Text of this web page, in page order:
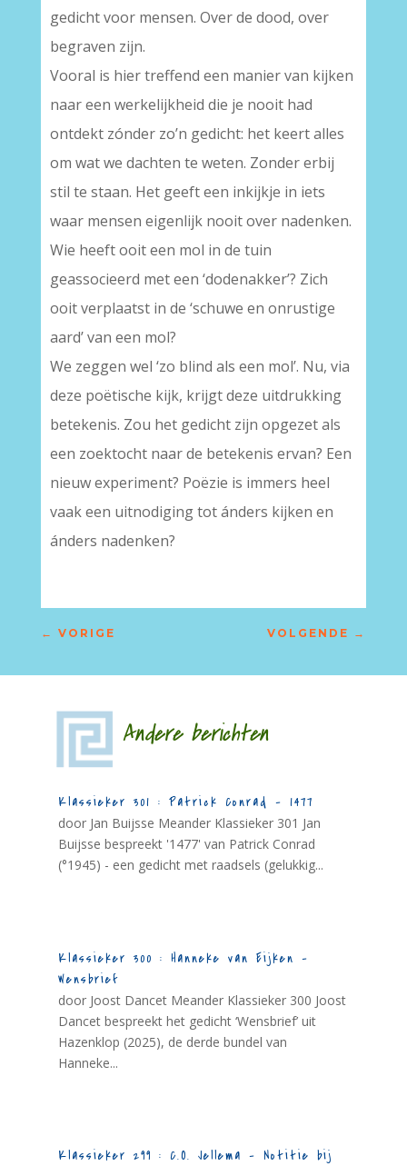
gedicht voor mensen. Over de dood, over
begraven zijn.
Vooral is hier treffend een manier van kijken
naar een werkelijkheid die je nooit had
ontdekt zónder zo’n gedicht: het keert alles
om wat we dachten te weten. Zonder erbij
stil te staan. Het geeft een inkijkje in iets
waar mensen eigenlijk nooit over nadenken.
Wie heeft ooit een mol in de tuin
geassocieerd met een ‘dodenakker’? Zich
ooit verplaatst in de ‘schuwe en onrustige
aard’ van een mol?
We zeggen wel ‘zo blind als een mol’. Nu, via
deze poëtische kijk, krijgt deze uitdrukking
betekenis. Zou het gedicht zijn opgezet als
een zoektocht naar de betekenis ervan? Een
nieuw experiment? Poëzie is immers heel
vaak een uitnodiging tot ánders kijken en
ánders nadenken?
← VORIGE VOLGENDE →
Andere berichten
Klassieker 301 : Patrick Conrad – 1477
door Jan Buijsse Meander Klassieker 301 Jan
Buijsse bespreekt '1477' van Patrick Conrad
(°1945) - een gedicht met raadsels (gelukkig...
Klassieker 300 : Hanneke van Eijken –
Wensbrief
door Joost Dancet Meander Klassieker 300 Joost
Dancet bespreekt het gedicht ‘Wensbrief’ uit
Hazenklop (2025), de derde bundel van
Hanneke...
Klassieker 299 : C.O. Jellema – Notitie bij